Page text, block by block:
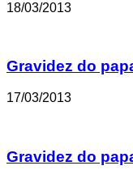
18/03/2013
Gravidez do
17/03/2013
Gravidez do